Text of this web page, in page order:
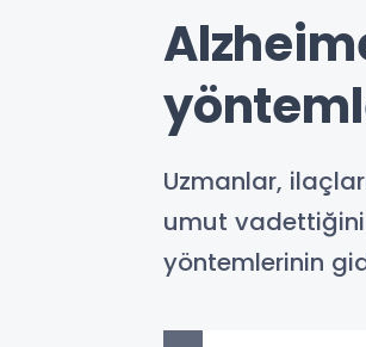
Uzmanlar,
umut vadettiğini
yöntemlerinin